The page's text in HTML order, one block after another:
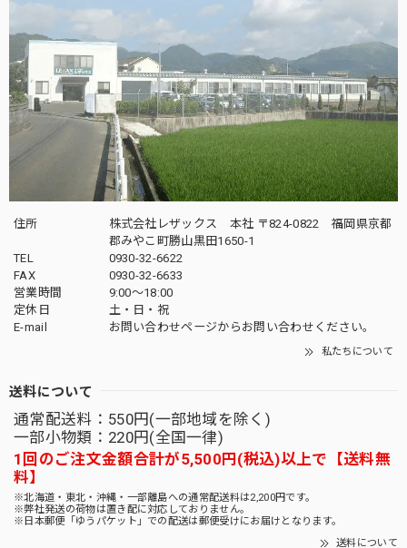
住所
株式会社レザックス 本社 〒824-0822 福岡県京都
郡みやこ町勝山黒田1650-1
TEL
0930-32-6622
FAX
0930-32-6633
営業時間
9:00〜18:00
定休日
土・日・祝
E-mail
お問い合わせページからお問い合わせください。
私たちについて
送料について
通常配送料：550円(一部地域を除く)
一部小物類：220円(全国一律)
1回のご注文金額合計が5,500円(税込)以上で【送料無
料】
※北海道・東北・沖縄・一部離島への通常配送料は2,200円です。
※弊社発送の荷物は置き配に対応しておりません。
※日本郵便「ゆうパケット」での配送は郵便受けにお届けとなります。
送料について